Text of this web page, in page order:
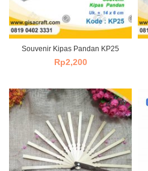
Souvenir Kipas Pandan KP25
Rp2,200